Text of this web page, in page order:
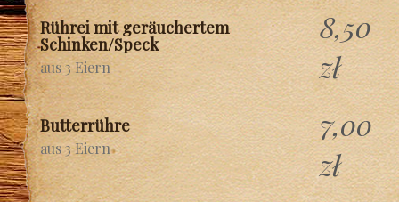
Rührei mit geräuchertem
Schinken/Speck
aus 3 Eiern
8,50
zł
Butterrühre
aus 3 Eiern
7,00
zł